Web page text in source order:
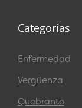
Categorías
Enfermedad
Vergüenza
Quebranto